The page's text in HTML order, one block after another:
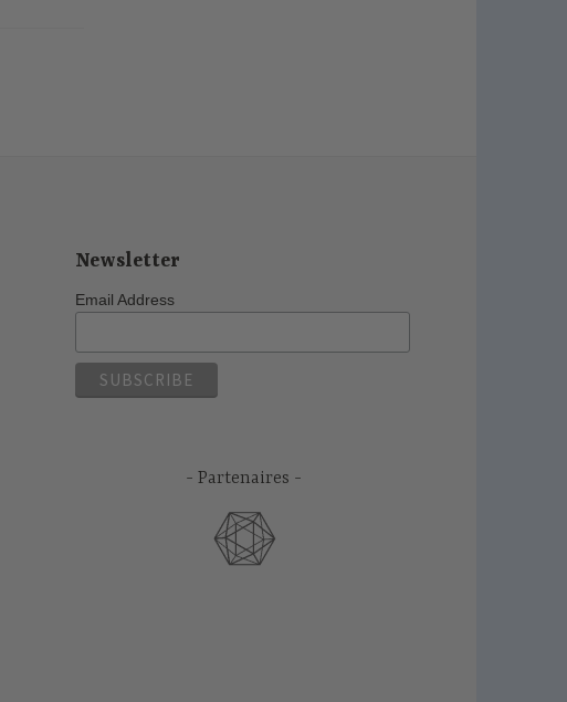
Newsletter
Email Address
Partenaires